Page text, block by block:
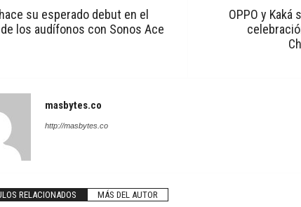
su esperado debut en el
los audífonos con Sonos Ace
OPPO y Kaká
masbytes.co
http://masbytes.co
RELACIONADOS MÁS DEL AUTOR